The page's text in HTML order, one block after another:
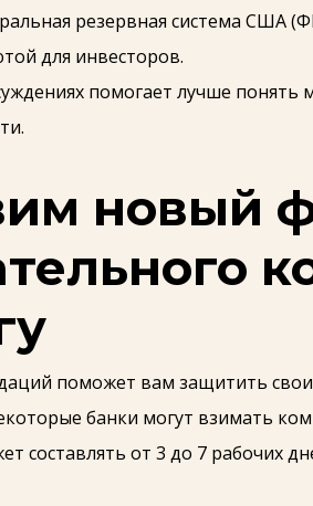
резервная система США
для инвесторов.
помогает лучше
новый
поможет вам защитить
банки могут взимать
составлять от 3 до 7 рабочих